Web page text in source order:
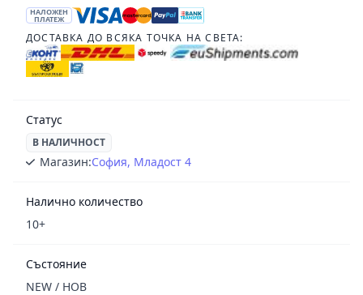
НАЛОЖЕН
ПЛАТЕЖ
ДОСТАВКА ДО ВСЯКА ТОЧКА НА СВЕТА:
Статус
В НАЛИЧНОСТ
Магазин:София, Младост 4
Налично количество
10+
Състояние
NEW / НОВ